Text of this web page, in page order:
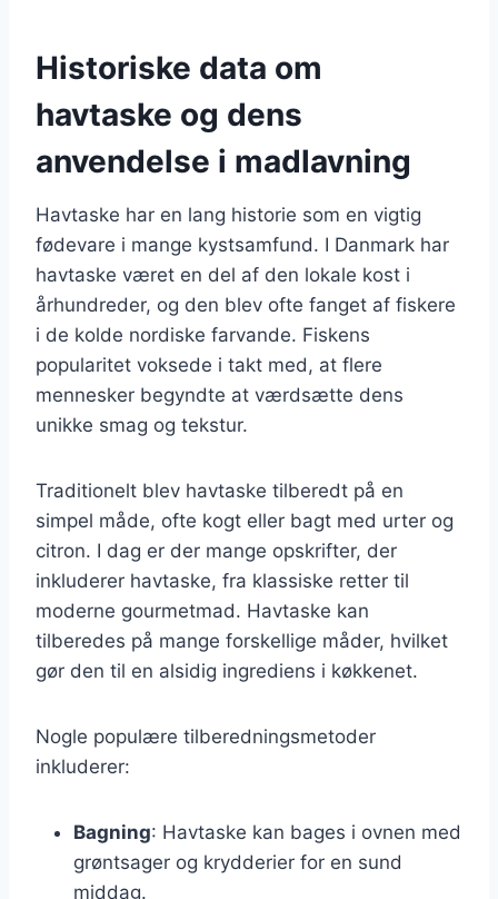
Historiske data om
havtaske og dens
anvendelse i madlavning
Havtaske har en lang historie som en vigtig
fødevare i mange kystsamfund. I Danmark har
havtaske været en del af den lokale kost i
århundreder, og den blev ofte fanget af fiskere
i de kolde nordiske farvande. Fiskens
popularitet voksede i takt med, at flere
mennesker begyndte at værdsætte dens
unikke smag og tekstur.
Traditionelt blev havtaske tilberedt på en
simpel måde, ofte kogt eller bagt med urter og
citron. I dag er der mange opskrifter, der
inkluderer havtaske, fra klassiske retter til
moderne gourmetmad. Havtaske kan
tilberedes på mange forskellige måder, hvilket
gør den til en alsidig ingrediens i køkkenet.
Nogle populære tilberedningsmetoder
inkluderer:
Bagning: Havtaske kan bages i ovnen med
grøntsager og krydderier for en sund
middag.